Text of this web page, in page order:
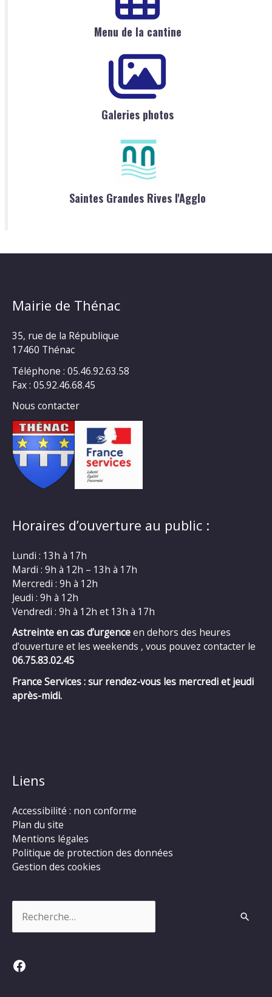
Menu de la cantine
Galeries photos
Saintes Grandes Rives l'Agglo
Mairie de Thénac
35, rue de la République
17460 Thénac
Téléphone : 05.46.92.63.58
Fax : 05.92.46.68.45
Nous contacter
Horaires d’ouverture au public :
Lundi : 13h à 17h
Mardi : 9h à 12h – 13h à 17h
Mercredi : 9h à 12h
Jeudi : 9h à 12h
Vendredi : 9h à 12h et 13h à 17h
Astreinte en cas d’urgenceen dehors des heures
d’ouverture et les weekends , vous pouvez contacter le
06.75.83.02.45
France Services : sur rendez-vous les mercredi et jeudi
après-midi.
Liens
Accessibilité : non conforme
Plan du site
Mentions légales
Politique de protection des données
Gestion des cookies
Facebook